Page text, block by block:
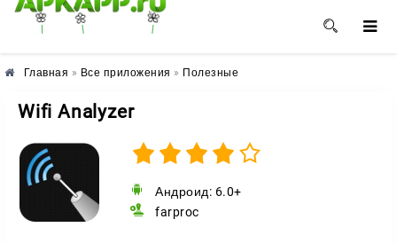
🌸 🌼 🌺
Главная » Все приложения » Полезные
Wifi Analyzer
Андроид: 6.0+
farproc